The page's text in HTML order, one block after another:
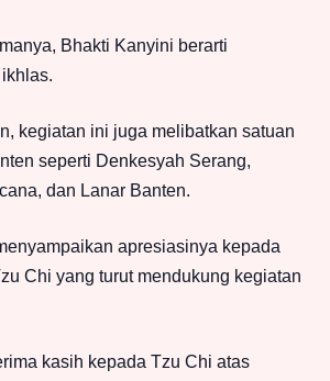
Bhakti Kanyini berarti
kegiatan ini juga melibatkan satuan
seperti Denkesyah Serang,
dan Lanar Banten.
apresiasinya kepada
Chi yang turut mendukung kegiatan
kasih kepada Tzu Chi atas